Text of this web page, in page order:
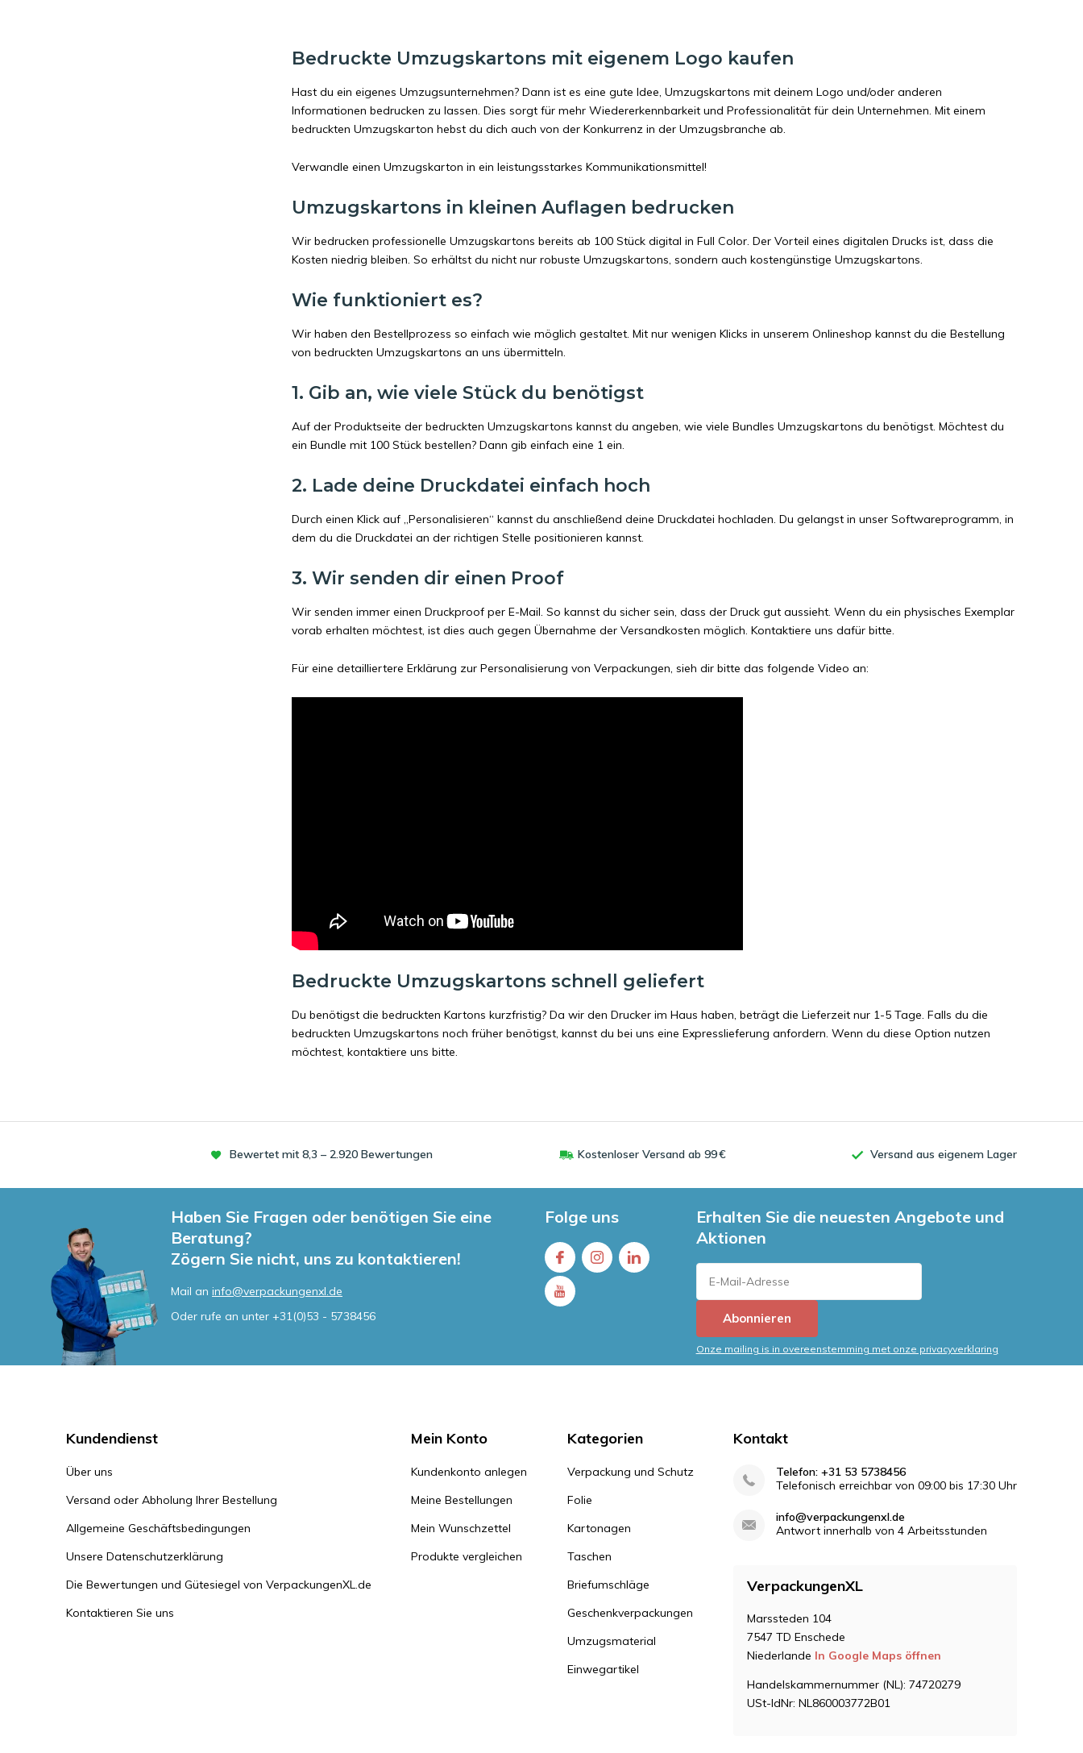
Bedruckte Umzugskartons mit eigenem Logo kaufen
Hast du ein eigenes Umzugsunternehmen? Dann ist es eine gute Idee, Umzugskartons mit deinem Logo und/oder anderen
Informationen bedrucken zu lassen. Dies sorgt für mehr Wiedererkennbarkeit und Professionalität für dein Unternehmen. Mit einem
bedruckten Umzugskarton hebst du dich auch von der Konkurrenz in der Umzugsbranche ab.
Verwandle einen Umzugskarton in ein leistungsstarkes Kommunikationsmittel!
Umzugskartons in kleinen Auflagen bedrucken
Wir bedrucken professionelle Umzugskartons bereits ab 100 Stück digital in Full Color. Der Vorteil eines digitalen Drucks ist, dass die
Kosten niedrig bleiben. So erhältst du nicht nur robuste Umzugskartons, sondern auch kostengünstige Umzugskartons.
Wie funktioniert es?
Wir haben den Bestellprozess so einfach wie möglich gestaltet. Mit nur wenigen Klicks in unserem Onlineshop kannst du die Bestellung
von bedruckten Umzugskartons an uns übermitteln.
1. Gib an, wie viele Stück du benötigst
Auf der Produktseite der bedruckten Umzugskartons kannst du angeben, wie viele Bundles Umzugskartons du benötigst. Möchtest du
ein Bundle mit 100 Stück bestellen? Dann gib einfach eine 1 ein.
2. Lade deine Druckdatei einfach hoch
Durch einen Klick auf „Personalisieren“ kannst du anschließend deine Druckdatei hochladen. Du gelangst in unser Softwareprogramm, in
dem du die Druckdatei an der richtigen Stelle positionieren kannst.
3. Wir senden dir einen Proof
Wir senden immer einen Druckproof per E-Mail. So kannst du sicher sein, dass der Druck gut aussieht. Wenn du ein physisches Exemplar
vorab erhalten möchtest, ist dies auch gegen Übernahme der Versandkosten möglich. Kontaktiere uns dafür bitte.
Für eine detailliertere Erklärung zur Personalisierung von Verpackungen, sieh dir bitte das folgende Video an:
Bedruckte Umzugskartons schnell geliefert
Du benötigst die bedruckten Kartons kurzfristig? Da wir den Drucker im Haus haben, beträgt die Lieferzeit nur 1-5 Tage. Falls du die
bedruckten Umzugskartons noch früher benötigst, kannst du bei uns eine Expresslieferung anfordern. Wenn du diese Option nutzen
möchtest, kontaktiere uns bitte.
Bewertet mit 8,3 – 2.920 Bewertungen Kostenloser Versand ab 99 € Versand aus eigenem Lager
Haben Sie Fragen oder benötigen Sie eine
Beratung?
Zögern Sie nicht, uns zu kontaktieren!
Mail an info@verpackungenxl.de
Oder rufe an unter +31(0)53 - 5738456
Folge uns
Erhalten Sie die neuesten Angebote und
Aktionen
Abonnieren
Onze mailing is in overeenstemming met onze privacyverklaring
Kundendienst
Über uns
Versand oder Abholung Ihrer Bestellung
Allgemeine Geschäftsbedingungen
Unsere Datenschutzerklärung
Die Bewertungen und Gütesiegel von VerpackungenXL.de
Kontaktieren Sie uns
Mein Konto
Kundenkonto anlegen
Meine Bestellungen
Mein Wunschzettel
Produkte vergleichen
Kategorien
Verpackung und Schutz
Folie
Kartonagen
Taschen
Briefumschläge
Geschenkverpackungen
Umzugsmaterial
Einwegartikel
Kontakt
Telefon: +31 53 5738456
Telefonisch erreichbar von 09:00 bis 17:30 Uhr
info@verpackungenxl.de
Antwort innerhalb von 4 Arbeitsstunden
VerpackungenXL
Marssteden 104
7547 TD Enschede
Niederlande In Google Maps öffnen
Handelskammernummer (NL): 74720279
USt-IdNr: NL860003772B01